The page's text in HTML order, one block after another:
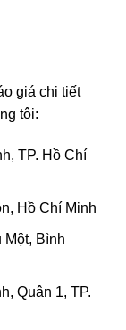
giá chi tiết
tôi:
TP. Hồ Chí
Hồ Chí Minh
Bình
Quân 1, TP.